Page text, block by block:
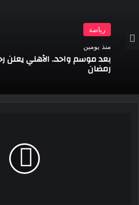
رياضة
منذ يومين
بعد موسم واحد.. الأهلي يعلن
رمضان